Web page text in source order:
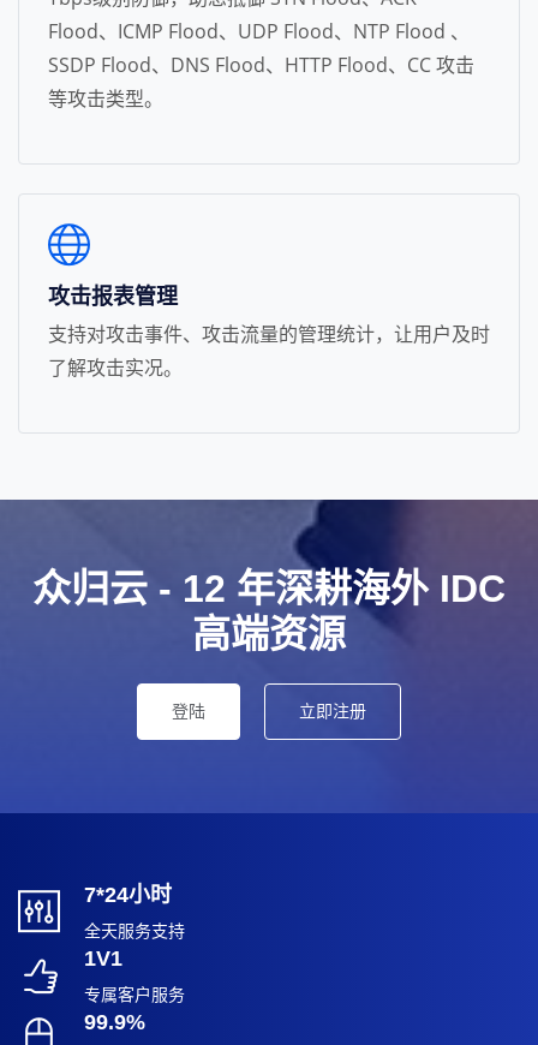
Flood、ICMP Flood、UDP Flood、NTP Flood 、
SSDP Flood、DNS Flood、HTTP Flood、CC 攻击
等攻击类型。
攻击报表管理
支持对攻击事件、攻击流量的管理统计，让用户及时
了解攻击实况。
众归云 - 12 年深耕海外 IDC
高端资源
登陆 立即注册
7*24小时
全天服务支持
1V1
专属客户服务
99.9%